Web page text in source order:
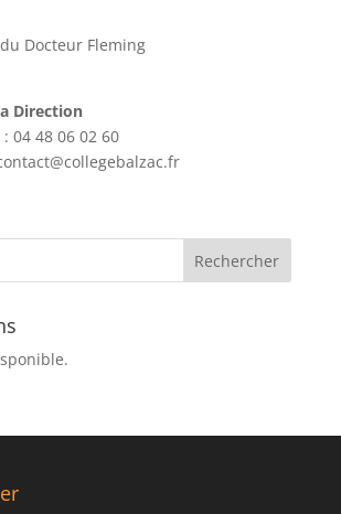
Docteur Fleming
Direction
04 48 06 02 60